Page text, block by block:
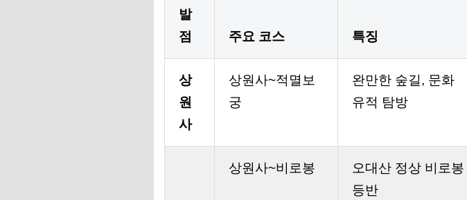
발
점
주요 코스 특징
상
원
사
상원사~적멸보
궁
완만한 숲길, 문화
유적 탐방
상원사~비로봉
오대산 정상 비로봉
등반